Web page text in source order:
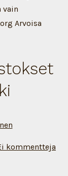
vain
Arvoisa
kommentteja